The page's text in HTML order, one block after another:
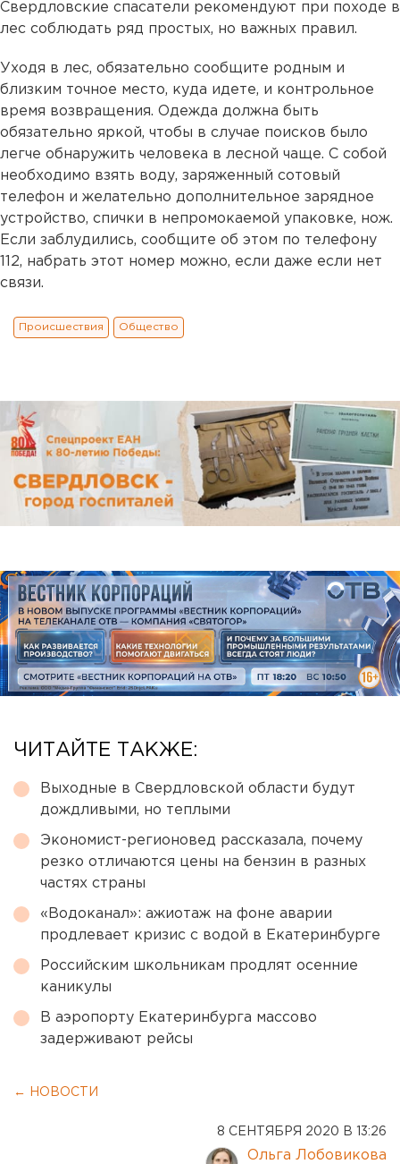
Свердловские спасатели рекомендуют при походе в
лес соблюдать ряд простых, но важных правил.
Уходя в лес, обязательно сообщите родным и
близким точное место, куда идете, и контрольное
время возвращения. Одежда должна быть
обязательно яркой, чтобы в случае поисков было
легче обнаружить человека в лесной чаще. С собой
необходимо взять воду, заряженный сотовый
телефон и желательно дополнительное зарядное
устройство, спички в непромокаемой упаковке, нож.
Если заблудились, сообщите об этом по телефону
112, набрать этот номер можно, если даже если нет
связи.
Происшествия Общество
ЧИТАЙТЕ ТАКЖЕ:
Выходные в Свердловской области будут
дождливыми, но теплыми
Экономист-регионовед рассказала, почему
резко отличаются цены на бензин в разных
частях страны
«Водоканал»: ажиотаж на фоне аварии
продлевает кризис с водой в Екатеринбурге
Российским школьникам продлят осенние
каникулы
В аэропорту Екатеринбурга массово
задерживают рейсы
← НОВОСТИ
8 СЕНТЯБРЯ 2020 В 13:26
Ольга Лобовикова